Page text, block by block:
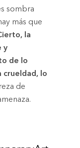
sombra
más que
la
y
de lo
crueldad, lo
de